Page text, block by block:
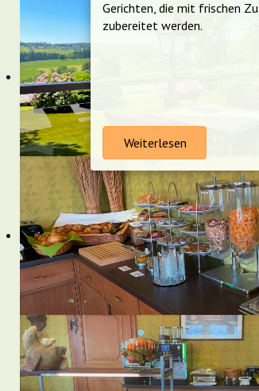
Gerichten, die mit frischen
zubereitet werden.
Weiterlesen